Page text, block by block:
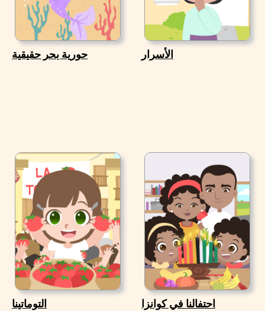
حورية بحر حقيقية الأسرار
التوماتينا احتفالنا في كوانزا